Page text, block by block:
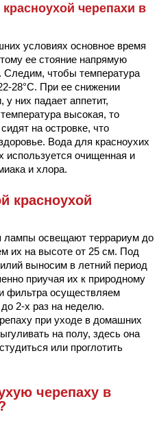
черепахи в
условиях основное время
ее стояние напрямую
Следим, чтобы температура
28°C. При ее снижении
них падает аппетит,
высокая, то
на островке, что
Вода для красноухих
используется очищенная и
и хлора.
красноухой
лампы освещают террариум до
их на высоте от 25 см. Под
выносим в летний период
приучая их к природному
фильтра осуществляем
2-х раз на неделю.
при уходе в домашних
на полу, здесь она
или проглотить
черепаху в